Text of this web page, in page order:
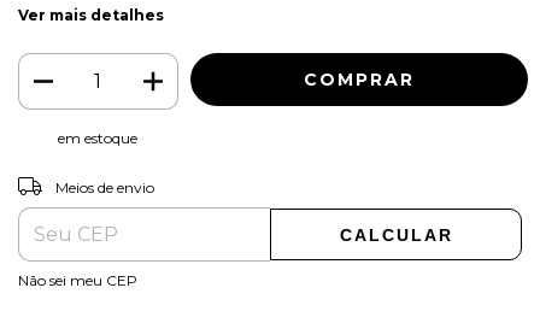
Ver mais detalhes
em estoque
Entregas para o CEP:
Meios de envio
CALCULAR
Não sei meu CEP